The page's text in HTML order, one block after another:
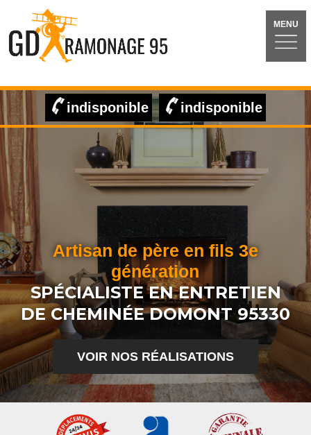
MENU
indisponible indisponible
Artisan de père en fils 3e
génération
SPÉCIALISTE EN ENTRETIEN
DE CHEMINÉE DOMONT 95330
VOIR NOS RÉALISATIONS